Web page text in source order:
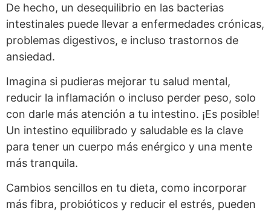
De hecho, un desequilibrio en las bacterias
intestinales puede llevar a enfermedades crónicas,
problemas digestivos, e incluso trastornos de
ansiedad.
Imagina si pudieras mejorar tu salud mental,
reducir la inflamación o incluso perder peso, solo
con darle más atención a tu intestino. ¡Es posible!
Un intestino equilibrado y saludable es la clave
para tener un cuerpo más enérgico y una mente
más tranquila.
Cambios sencillos en tu dieta, como incorporar
más fibra, probióticos y reducir el estrés, pueden